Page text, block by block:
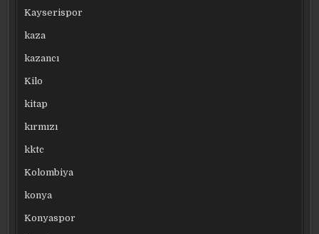
Kayserispor
kaza
kazancı
Kilo
kitap
kırmızı
kktc
Kolombiya
konya
Konyaspor